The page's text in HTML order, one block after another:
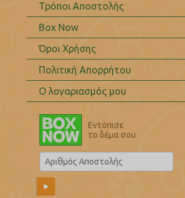
Τρόποι Αποστολής
Box Now
Όροι Χρήσης
Πολιτική Απορρήτου
Ο λογαριασμός μου
Εντόπισε
το δέμα σου